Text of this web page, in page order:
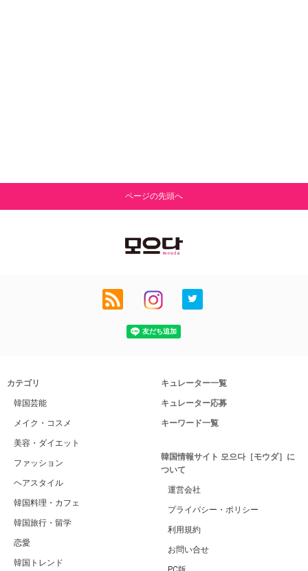
ページの先頭へ
カテゴリ
韓国芸能
メイク・コスメ
美容・ダイエット
ファッション
ヘアスタイル
韓国料理・カフェ
韓国旅行・留学
恋愛
韓国トレンド
キュレーター一覧
キュレーター応募
キーワード一覧
韓国情報サイト 모으다［モウダ］に
ついて
運営会社
プライバシー・ポリシー
利用規約
お問い合せ